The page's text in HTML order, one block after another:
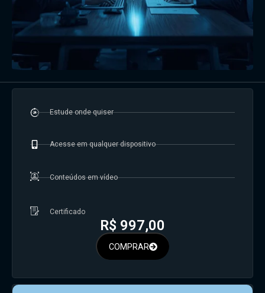
Estude onde quiser
Acesse em qualquer dispositivo
Conteúdos em vídeo
Certificado
R$ 997,00
COMPRAR